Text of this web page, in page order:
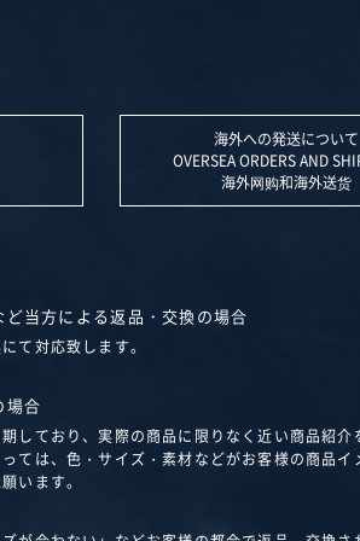
海外への発送について
OVERSEA ORDERS AND
海外网购和海外送货
当方による返品・交換の場合
て対応致します。
場合
しており、実際の商品に限りなく近い商品紹介
ては、色・サイズ・素材などがお客様の商品イ
います。